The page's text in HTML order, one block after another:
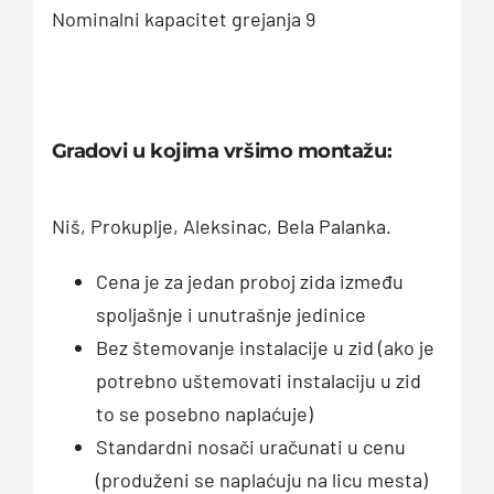
Nominalni kapacitet grejanja 9
Gradovi u kojima vršimo montažu:
Niš, Prokuplje, Aleksinac, Bela Palanka.
Cena je za jedan proboj zida između
spoljašnje i unutrašnje jedinice
Bez štemovanje instalacije u zid (ako je
potrebno uštemovati instalaciju u zid
to se posebno naplaćuje)
Standardni nosači uračunati u cenu
(produženi se naplaćuju na licu mesta)